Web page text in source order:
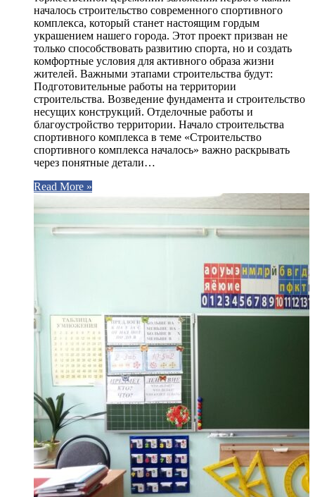
началось строительство современного спортивного
комплекса, который станет настоящим гордым
украшением нашего города. Этот проект призван не
только способствовать развитию спорта, но и создать
комфортные условия для активного образа жизни
жителей. Важными этапами строительства будут:
Подготовительные работы на территории
строительства. Возведение фундамента и строительство
несущих конструкций. Отделочные работы и
благоустройство территории. Начало строительства
спортивного комплекса в теме «Строительство
спортивного комплекса началось» важно раскрывать
через понятные детали…
Read More »